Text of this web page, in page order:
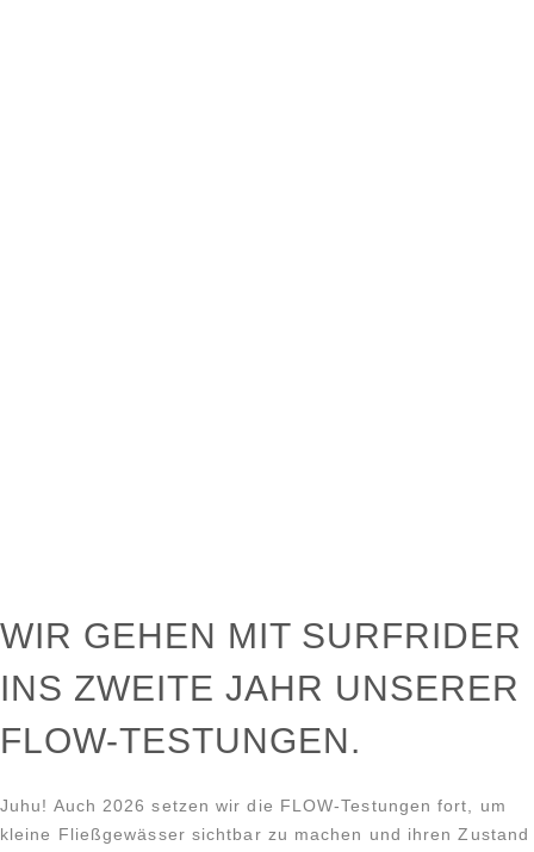
WIR GEHEN MIT SURFRIDER
INS ZWEITE JAHR UNSERER
FLOW-TESTUNGEN.
Juhu! Auch 2026 setzen wir die FLOW-Testungen fort, um
kleine Fließgewässer sichtbar zu machen und ihren Zustand